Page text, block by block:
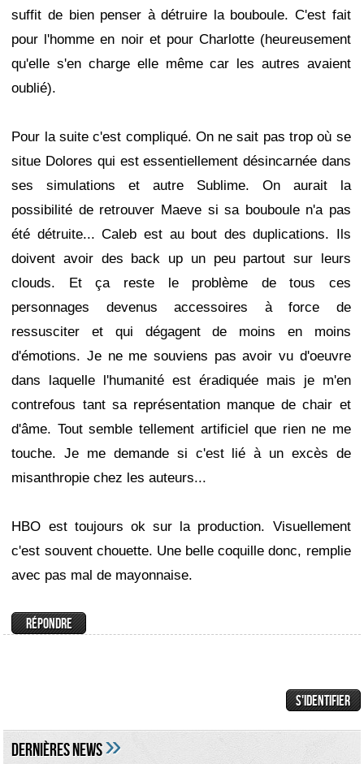
suffit de bien penser à détruire la bouboule. C'est fait
pour l'homme en noir et pour Charlotte (heureusement
qu'elle s'en charge elle même car les autres avaient
oublié).
Pour la suite c'est compliqué. On ne sait pas trop où se
situe Dolores qui est essentiellement désincarnée dans
ses simulations et autre Sublime. On aurait la
possibilité de retrouver Maeve si sa bouboule n'a pas
été détruite... Caleb est au bout des duplications. Ils
doivent avoir des back up un peu partout sur leurs
clouds. Et ça reste le problème de tous ces
personnages devenus accessoires à force de
ressusciter et qui dégagent de moins en moins
d'émotions. Je ne me souviens pas avoir vu d'oeuvre
dans laquelle l'humanité est éradiquée mais je m'en
contrefous tant sa représentation manque de chair et
d'âme. Tout semble tellement artificiel que rien ne me
touche. Je me demande si c'est lié à un excès de
misanthropie chez les auteurs...
HBO est toujours ok sur la production. Visuellement
c'est souvent chouette. Une belle coquille donc, remplie
avec pas mal de mayonnaise.
DERNIÈRES NEWS»